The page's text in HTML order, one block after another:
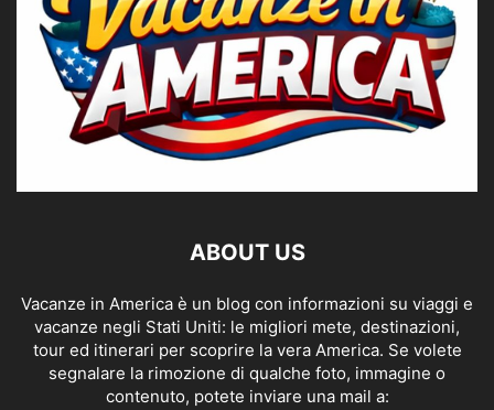
ABOUT US
Vacanze in America è un blog con informazioni su viaggi e
vacanze negli Stati Uniti: le migliori mete, destinazioni,
tour ed itinerari per scoprire la vera America. Se volete
segnalare la rimozione di qualche foto, immagine o
contenuto, potete inviare una mail a: